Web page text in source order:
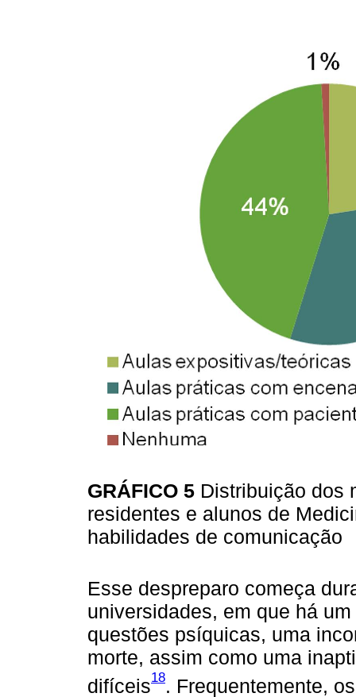
GRÁFICO 5 Distribuição dos
residentes e alunos de
habilidades de comunicação
Esse despreparo começa
universidades, em que há
questões psíquicas, uma
morte, assim como uma
difíceis18. Frequentemente,